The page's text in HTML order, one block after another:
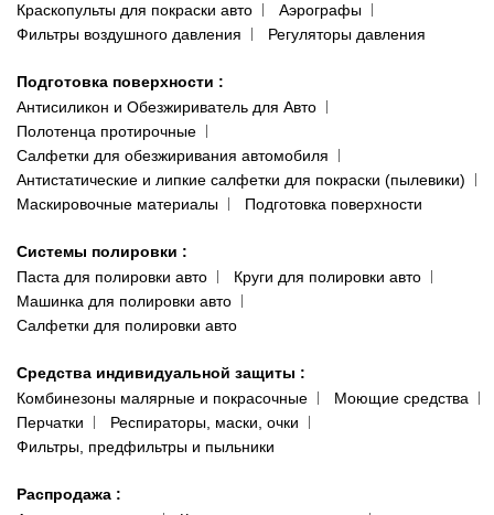
Краскопульты для покраски авто
Аэрографы
Фильтры воздушного давления
Регуляторы давления
Подготовка поверхности :
Антисиликон и Обезжириватель для Авто
Полотенца протирочные
Салфетки для обезжиривания автомобиля
Антистатические и липкие салфетки для покраски (пылевики)
Маскировочные материалы
Подготовка поверхности
Системы полировки :
Паста для полировки авто
Круги для полировки авто
Машинка для полировки авто
Салфетки для полировки авто
Средства индивидуальной защиты :
Комбинезоны малярные и покрасочные
Моющие средства
Перчатки
Респираторы, маски, очки
Фильтры, предфильтры и пыльники
Распродажа :